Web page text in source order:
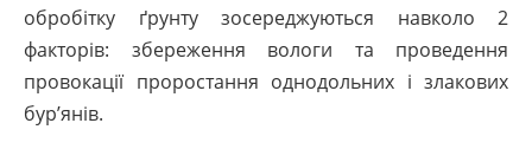
обробітку ґрунту зосереджуються навколо 2
факторів: збереження вологи та проведення
провокації проростання однодольних і злакових
бур’янів.